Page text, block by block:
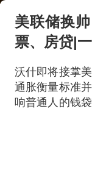
美联储换
票、房贷|
沃什即将接掌
通胀衡量标准
响普通人的钱